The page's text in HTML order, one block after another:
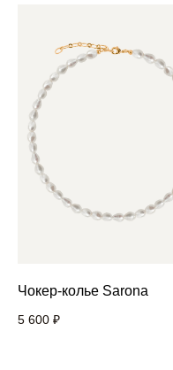
Чокер-колье Sarona
5 600 ₽